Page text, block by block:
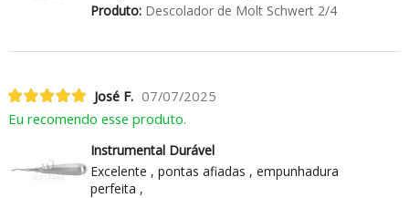
Produto:Descolador de Molt Schwert 2/4
José F. 07/07/2025
Eu recomendo esse produto.
Instrumental Durável
Excelente , pontas afiadas , empunhadura
perfeita ,